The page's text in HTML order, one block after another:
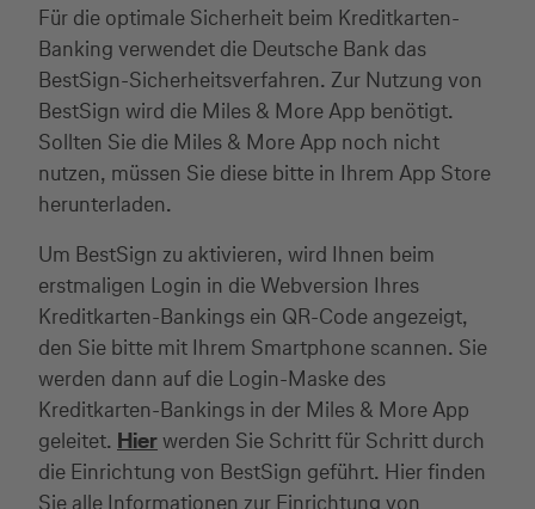
Für die optimale Sicherheit beim Kreditkarten-
Banking verwendet die Deutsche Bank das
BestSign-Sicherheitsverfahren. Zur Nutzung von
BestSign wird die Miles & More App benötigt.
Sollten Sie die Miles & More App noch nicht
nutzen, müssen Sie diese bitte in Ihrem App Store
herunterladen.
Um BestSign zu aktivieren, wird Ihnen beim
erstmaligen Login in die Webversion Ihres
Kreditkarten-Bankings ein QR-Code angezeigt,
den Sie bitte mit Ihrem Smartphone scannen. Sie
werden dann auf die Login-Maske des
Kreditkarten-Bankings in der Miles & More App
geleitet. Hierwerden Sie Schritt für Schritt durch
die Einrichtung von BestSign geführt. Hier finden
Sie alle Informationen zur Einrichtung von